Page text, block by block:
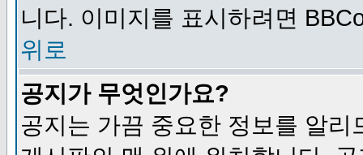
니다. 이미지를 표시하려면
위로
공지가 무엇인가요?
공지는 가끔 중요한 정보를 알